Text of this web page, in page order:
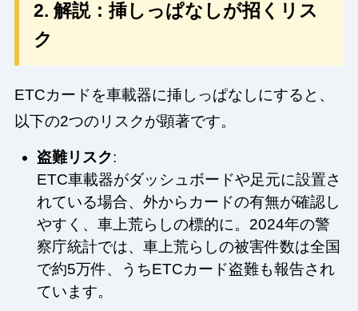
2. 解説：挿しっぱなしが招くリス
ク
ETCカードを車載器に挿しっぱなしにすると、
以下の2つのリスクが顕著です。
盗難リスク:
ETC車載器がダッシュボードや足元に設置さ
れている場合、外からカードの有無が確認し
やすく、車上荒らしの標的に。2024年の警
察庁統計では、車上荒らしの被害件数は全国
で約5万件、うちETCカード盗難も報告され
ています。